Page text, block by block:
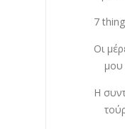
7
Οι
μου
Η